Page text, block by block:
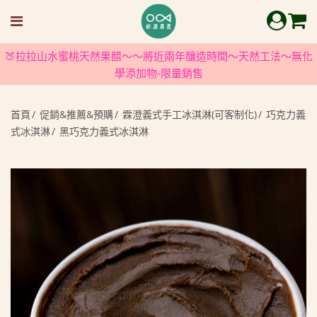
🍑拉拉山水蜜桃天然果醋～～將近兩年釀造時間～天然工法～無化
學添加物-限量銷售
首頁 促銷&推薦&預購 霖澄義式手工冰淇淋(可客制化)
巧克力義
式冰淇淋
黑巧克力義式冰淇淋